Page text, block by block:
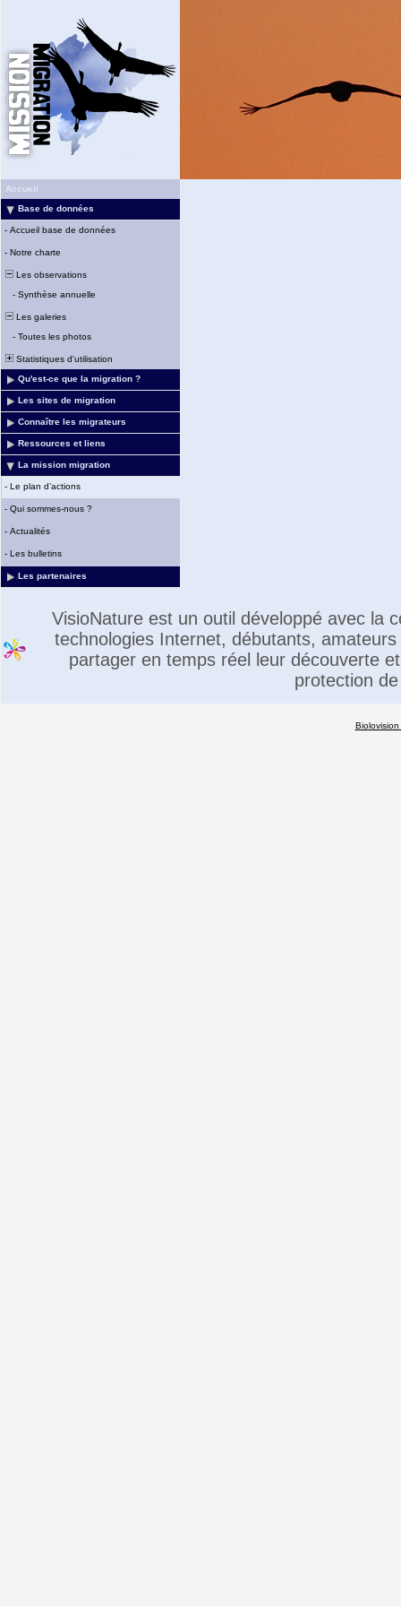
Accueil
Base de données
- Accueil base de données
- Notre charte
Les observations
- Synthèse annuelle
Les galeries
- Toutes les photos
Statistiques d'utilisation
Qu'est-ce que la migration ?
Les sites de migration
Connaître les migrateurs
Ressources et liens
La mission migration
- Le plan d’actions
- Qui sommes-nous ?
- Actualités
- Les bulletins
Les partenaires
VisioNature est un outil développé avec la
technologies Internet, débutants,
partager en temps réel leur découverte
protection
Biolovision